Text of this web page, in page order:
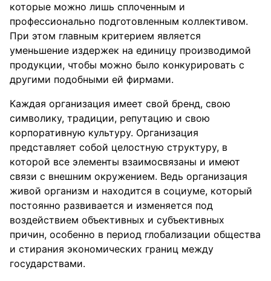
которые можно лишь сплоченным и
профессионально подготовленным коллективом.
При этом главным критерием является
уменьшение издержек на единицу производимой
продукции, чтобы можно было конкурировать с
другими подобными ей фирмами.
Каждая организация имеет свой бренд, свою
символику, традиции, репутацию и свою
корпоративную культуру. Организация
представляет собой целостную структуру, в
которой все элементы взаимосвязаны и имеют
связи с внешним окружением. Ведь организация
живой организм и находится в социуме, который
постоянно развивается и изменяется под
воздействием объективных и субъективных
причин, особенно в период глобализации общества
и стирания экономических границ между
государствами.